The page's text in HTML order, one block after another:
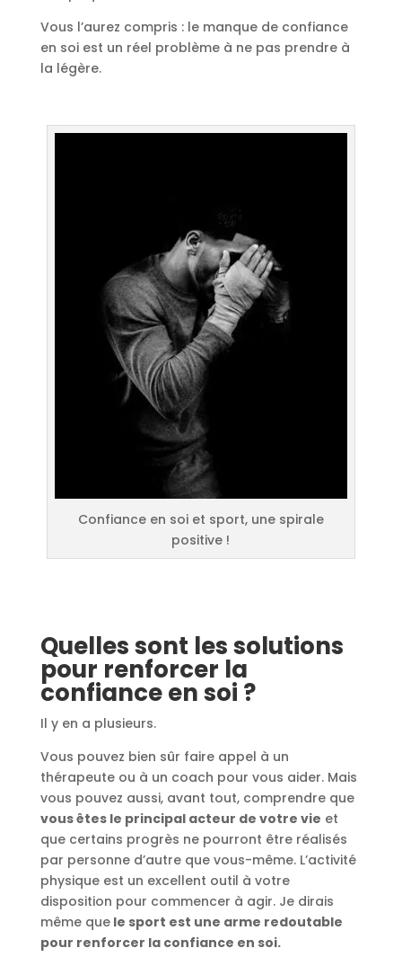
Vous l’aurez compris : le manque de confiance
en soi est un réel problème à ne pas prendre à
la légère.
Confiance en soi et sport, une spirale
positive !
Quelles sont les solutions
pour renforcer la
confiance en soi ?
Il y en a plusieurs.
Vous pouvez bien sûr faire appel à un
thérapeute ou à un coach pour vous aider. Mais
vous pouvez aussi, avant tout, comprendre que
vous êtes le principal acteur de votre vie et
que certains progrès ne pourront être réalisés
par personne d’autre que vous-même. L’activité
physique est un excellent outil à votre
disposition pour commencer à agir. Je dirais
même quele sport est une arme redoutable
pour renforcer la confiance en soi.